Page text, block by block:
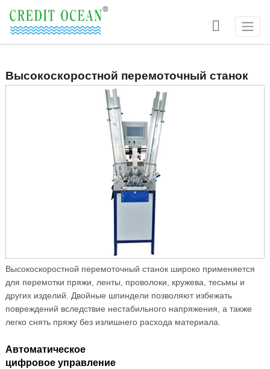

Высокоскоростной перемоточный станок
Высокоскоростной перемоточный станок широко применяется
для перемотки пряжи, ленты, проволоки, кружева, тесьмы и
других изделий. Двойные шпиндели позволяют избежать
повреждений вследствие нестабильного напряжения, а также
легко снять пряжу без излишнего расхода материала.
Автоматическое
цифровое управление